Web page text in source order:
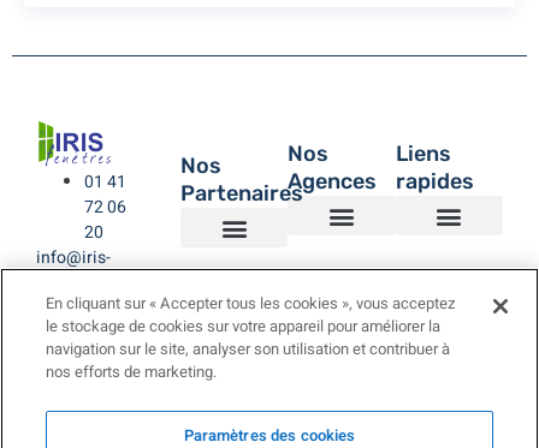
01 41
72 06
20
info@iris-
Nos
Partenaires
Nos
Agences
Liens
rapides
En cliquant sur « Accepter tous les cookies », vous acceptez
le stockage de cookies sur votre appareil pour améliorer la
navigation sur le site, analyser son utilisation et contribuer à
nos efforts de marketing.
Paramètres des cookies